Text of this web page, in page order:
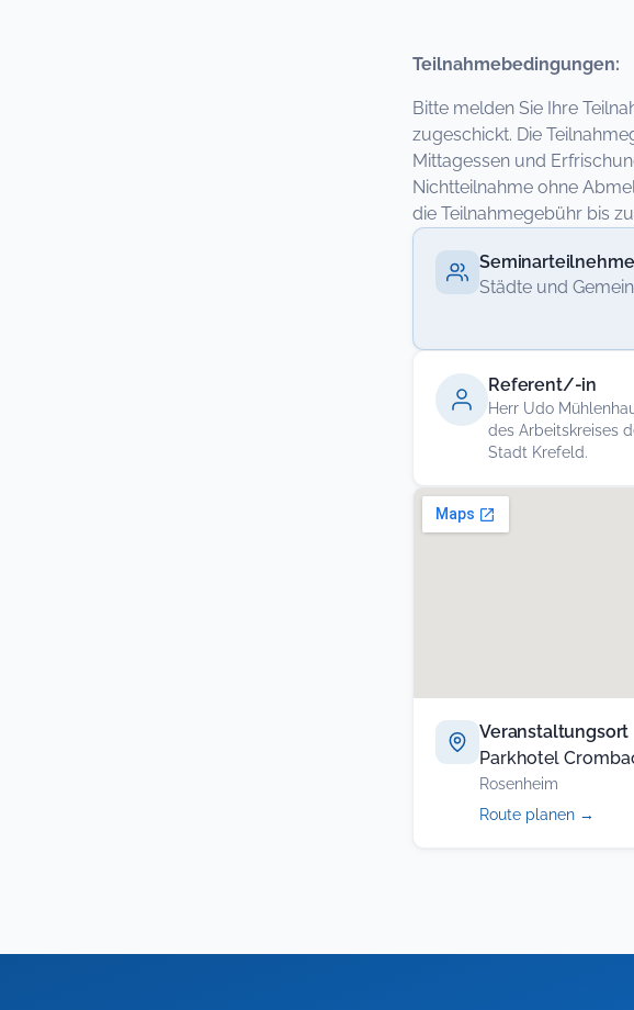
Teilnahmebedingungen:
Bitte melden Sie Ihre
zugeschickt. Die
Mittagessen und
Nichtteilnahme ohne
die Teilnahmegebühr bis
Städte und
Referent/-in
Herr Udo
des Arbeitskreises
Stadt Krefeld.
Veranstaltungsort
Parkhotel
Rosenheim
Route planen →